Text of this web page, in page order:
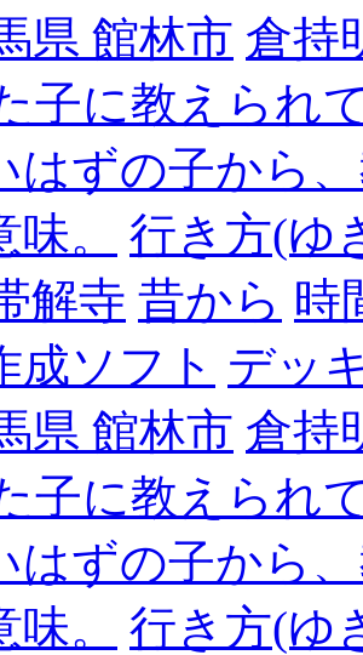
県 館林市 倉持
子に教えられ
はずの子から
。
行き方(ゆ
解寺 昔から 時
成ソフト デッ
県 館林市 倉持
子に教えられ
はずの子から
。
行き方(ゆ